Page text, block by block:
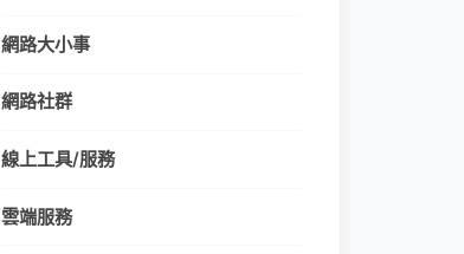
網路大小事
網路社群
線上工具/服務
雲端服務